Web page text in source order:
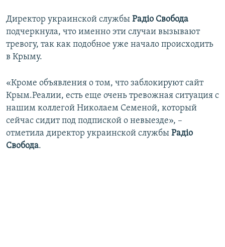
Директор украинской службы Радіо Свобода
подчеркнула, что именно эти случаи вызывают
тревогу, так как подобное уже начало происходить
в Крыму.
«Кроме объявления о том, что заблокируют сайт
Крым.Реалии, есть еще очень тревожная ситуация с
нашим коллегой Николаем Семеной, который
сейчас сидит под подпиской о невыезде», –
отметила директор украинской службы Радіо
Свобода.